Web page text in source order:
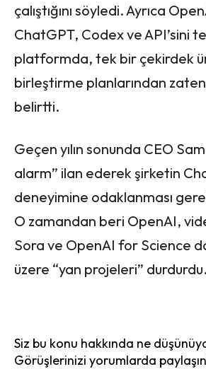
çalıştığını söyledi. Ayrıca
ChatGPT, Codex ve API’sini
platformda, tek bir çekirdek
birleştirme planlarından
belirtti.
Geçen yılın sonunda CEO Sam
alarm” ilan ederek şirketin
deneyimine odaklanması
O zamandan beri OpenAI,
Sora ve OpenAI for Science
üzere “yan projeleri” durdurdu.
Siz bu konu hakkında ne
Görüşlerinizi yorumlarda